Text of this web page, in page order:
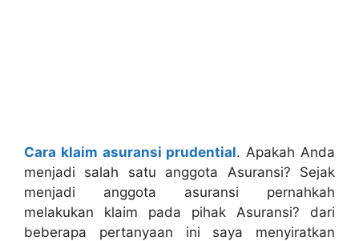
Cara klaim asuransi prudential. Apakah Anda
menjadi salah satu anggota Asuransi? Sejak
menjadi anggota asuransi pernahkah
melakukan klaim pada pihak Asuransi? dari
beberapa pertanyaan ini saya menyiratkan